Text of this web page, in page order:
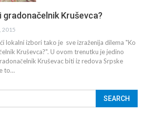
gradonačelnik Kruševca?
2015
lokalni izbori tako je sve izraženija dilema "Ko
Kruševca?". U ovom trenutku je jedino
Kruševac biti iz redova Srpske
to…